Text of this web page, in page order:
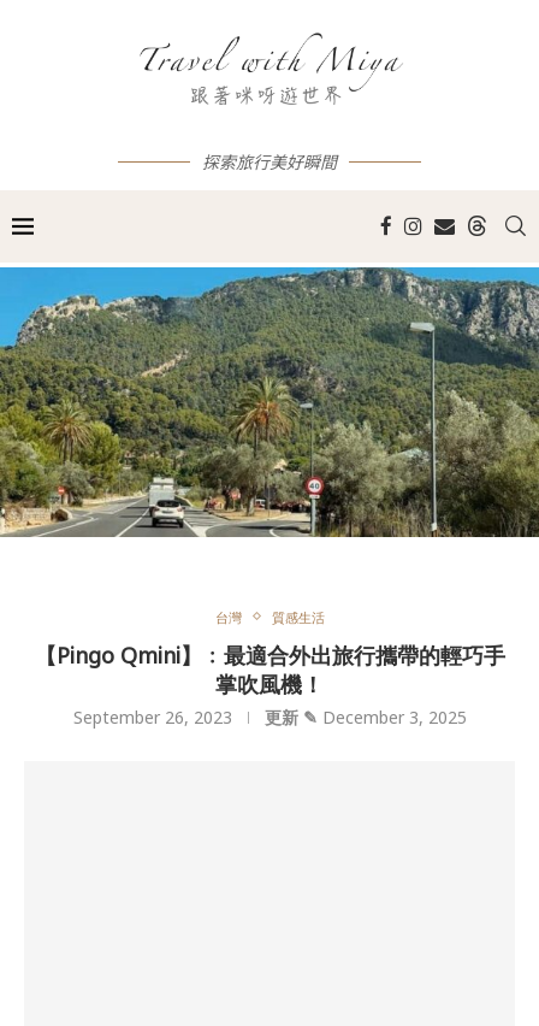
探索旅行美好瞬間
台灣 質感生活
【Pingo Qmini】﹕最適合外出旅行攜帶的輕巧手
掌吹風機！
September 26, 2023 更新 ✎ December 3, 2025